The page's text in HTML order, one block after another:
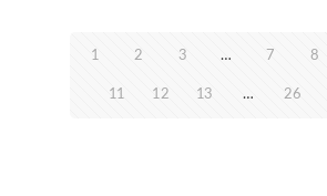
1 2 3 … 7 8
11 12 13 … 26